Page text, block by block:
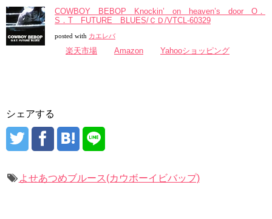
COWBOY BEBOP Knockin’ on heaven’s door O．
S．T FUTURE BLUES/ＣＤ/VTCL-60329
posted with カエレバ
楽天市場 Amazon Yahooショッピング
シェアする
よせあつめブルース(カウボーイビバップ)